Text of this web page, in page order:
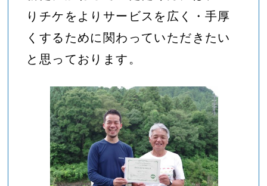
りチケをよりサービスを広く・手厚
くするために関わっていただきたい
と思っております。